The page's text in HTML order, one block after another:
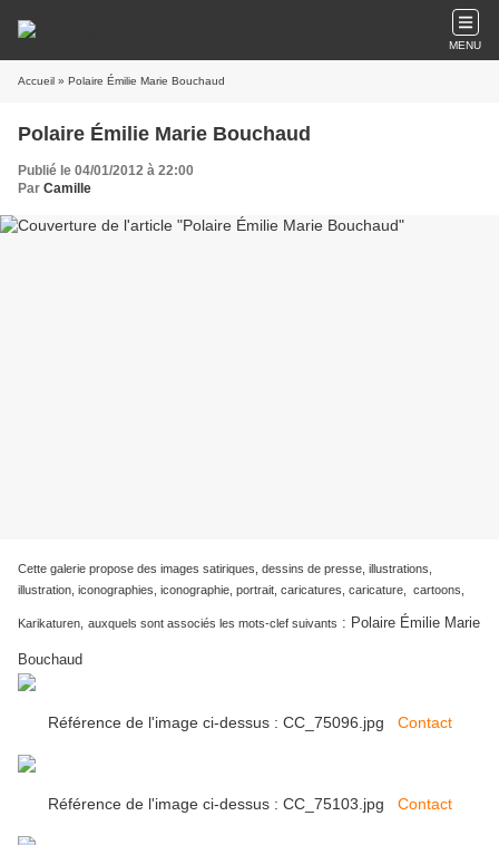
MENU
Accueil » Polaire Émilie Marie Bouchaud
Polaire Émilie Marie Bouchaud
Publié le 04/01/2012 à 22:00
Par Camille
Cette galerie propose des images satiriques, dessins de presse, illustrations,
illustration, iconographies, iconographie, portrait, caricatures, caricature, cartoons,
Karikaturen, auxquels sont associés les mots-clef suivants : Polaire Émilie Marie
Bouchaud
Référence de l'image ci-dessus : CC_75096.jpg Contact
Référence de l'image ci-dessus : CC_75103.jpg Contact